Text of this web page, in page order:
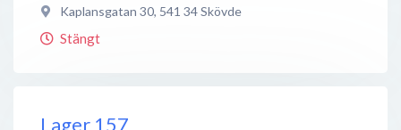
Kaplansgatan 30, 541 34Skövde
Stängt
Lager 157